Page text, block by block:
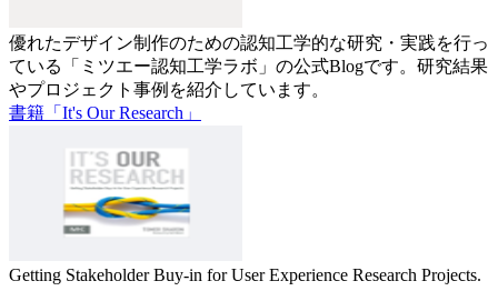
優れたデザイン制作のための認知工学的な研究・実践を行っ
ている「ミツエー認知工学ラボ」の公式Blogです。研究結果
やプロジェクト事例を紹介しています。
書籍「It's Our Research」
Getting Stakeholder Buy-in for User Experience Research Projects.